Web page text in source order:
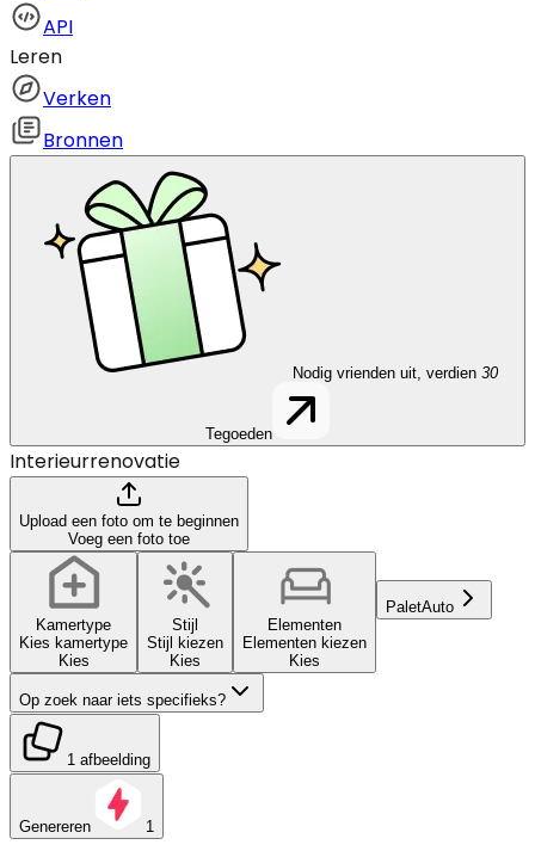
API
Leren
Verken
Bronnen
Nodig vrienden uit, verdien 30
Tegoeden
Interieurrenovatie
Upload een foto om te beginnen
Voeg een foto toe
Kamertype
Kies kamertype
Kies
Stijl
Stijl kiezen
Kies
Elementen
Elementen kiezen
Kies
PaletAuto
Op zoek naar iets specifieks?
1 afbeelding
Genereren 1